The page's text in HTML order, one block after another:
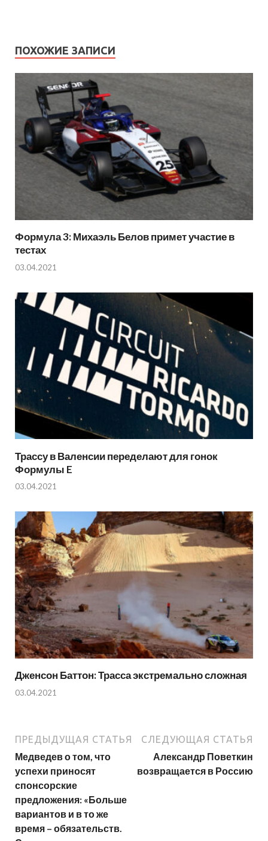
ПОХОЖИЕ ЗАПИСИ
Формула 3: Михаэль Белов примет участие в
тестах
03.04.2021
Трассу в Валенсии переделают для гонок
Формулы E
03.04.2021
Дженсон Баттон: Трасса экстремально сложная
03.04.2021
ПРЕДЫДУЩАЯ СТАТЬЯ
Медведев о том, что
успехи приносят
спонсорские
предложения: «Больше
вариантов и в то же
время – обязательств.
СЛЕДУЮЩАЯ СТАТЬЯ
Александр Поветкин
возвращается в Россию